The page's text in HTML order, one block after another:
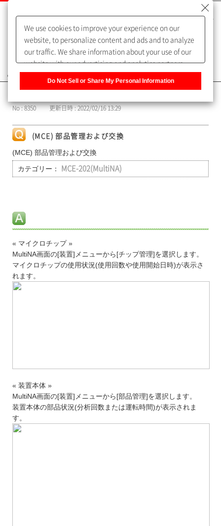
よくあるご質問（FAQ）
No : 8350 更新日時 : 2022/02/16 13:29
(MCE) 部品管理および交換
(MCE) 部品管理および交換
カテゴリー： MCE-202(MultiNA)
« マイクロチップ »
MultiNA画面の[装置]メニューから[チップ管理]を選択します。
マイクロチップの使用状況(使用回数や使用開始日時)が表示さ
れます。
« 装置本体 »
MultiNA画面の[装置]メニューから[部品管理]を選択します。
装置本体の部品状況(分析回数または運転時間)が表示されま
す。
We use cookies to improve your experience on our
website, to personalize content and ads and to analyze
our traffic. We share information about your use of our
website with our advertising and analytics partners,
of our sharing information about you with our partners.
Information] to customize your cookie settings on our
Do Not Sell or Share My Personal Information